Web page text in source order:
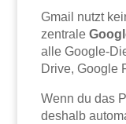
Gmail nutzt
zentrale
alle Google-
Drive, Google
Wenn du das
deshalb